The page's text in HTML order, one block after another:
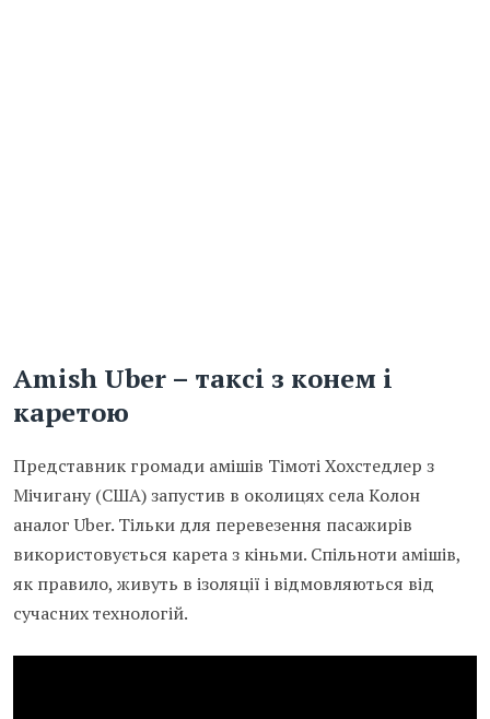
Amish Uber – таксі з конем і
каретою
Представник громади амішів Тімоті Хохстедлер з
Мічигану (США) запустив в околицях села Колон
аналог Uber. Тільки для перевезення пасажирів
використовується карета з кіньми. Спільноти амішів,
як правило, живуть в ізоляції і відмовляються від
сучасних технологій.